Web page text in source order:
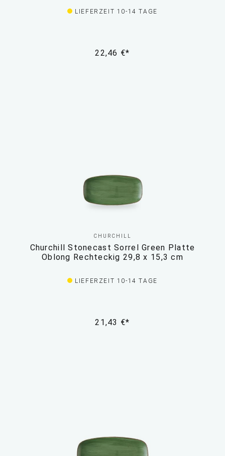
LIEFERZEIT 10-14 TAGE
22,46 €*
CHURCHILL
Churchill Stonecast Sorrel Green Platte
Oblong Rechteckig 29,8 x 15,3 cm
LIEFERZEIT 10-14 TAGE
21,43 €*